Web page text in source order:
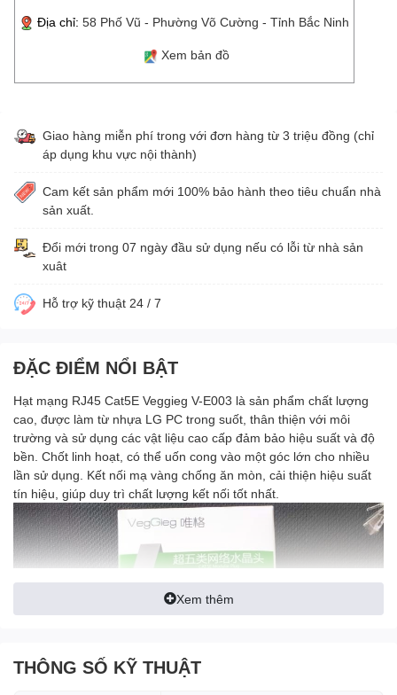
Địa chỉ: 58 Phố Vũ - Phường Võ Cường - Tỉnh Bắc Ninh
Xem bản đồ
Giao hàng miễn phí trong với đơn hàng từ 3 triệu đồng (chỉ
áp dụng khu vực nội thành)
Cam kết sản phẩm mới 100% bảo hành theo tiêu chuẩn nhà
sản xuất.
Đổi mới trong 07 ngày đầu sử dụng nếu có lỗi từ nhà sản
xuât
Hỗ trợ kỹ thuật 24 / 7
ĐẶC ĐIỂM NỔI BẬT
Hạt mạng RJ45 Cat5E Veggieg V-E003 là sản phẩm chất lượng
cao, được làm từ nhựa LG PC trong suốt, thân thiện với môi
trường và sử dụng các vật liệu cao cấp đảm bảo hiệu suất và độ
bền. Chốt linh hoạt, có thể uốn cong vào một góc lớn cho nhiều
lần sử dụng. Kết nối mạ vàng chống ăn mòn, cải thiện hiệu suất
tín hiệu, giúp duy trì chất lượng kết nối tốt nhất.
Xem thêm
THÔNG SỐ KỸ THUẬT